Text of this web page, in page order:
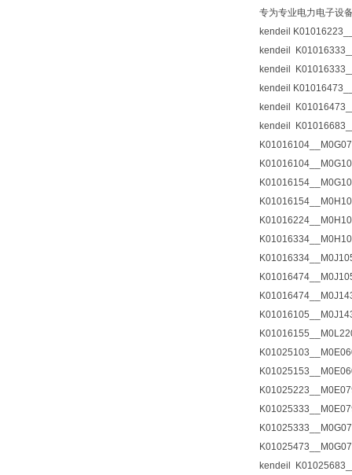
专为专业电力电子设
kendeil
kendeil
kendeil
kendeil
kendeil
kendeil
kendeil